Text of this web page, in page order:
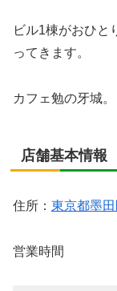
ビル1棟がおひと
ってきます。
カフェ勉の牙城。
店舗基本情報
住所： 東京都墨
営業時間